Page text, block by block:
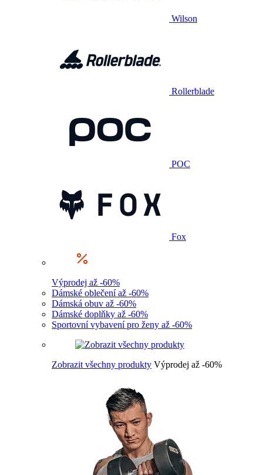
Wilson
Rollerblade
POC
Fox
Výprodej až -60%
Dámské oblečení až -60%
Dámská obuv až -60%
Dámské doplňky až -60%
Sportovní vybavení pro ženy až -60%
Zobrazit všechny produkty Výprodej až -60%